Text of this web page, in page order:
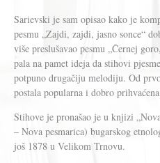
Sarievski je sam opisao kako je
pesmu „Zajdi, zajdi, jasno sonce“
više preslušavao pesmu „Černej
pala na pamet ideja da stihovi
potpuno drugačiju melodiju. Od
postala popularna i dobro
Stihove je pronašao je u knjizi
– Nova pesmarica) bugarskog
još 1878 u Velikom Trnovu.